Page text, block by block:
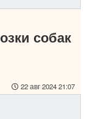
собак
22 авг 2024 21:07